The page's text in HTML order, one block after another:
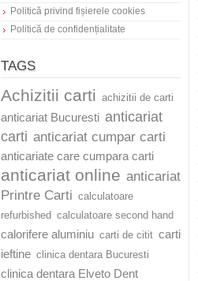
Politică privind fișierele cookies
Politică de confidențialitate
TAGS
Achizitii carti achizitii de carti
anticariat Bucuresti anticariat
carti anticariat cumpar carti
anticariate care cumpara carti
anticariat online anticariat
Printre Carti calculatoare
refurbished calculatoare second hand
calorifere aluminiu carti de citit carti
ieftine clinica dentara Bucuresti
clinica dentara Elveto Dent